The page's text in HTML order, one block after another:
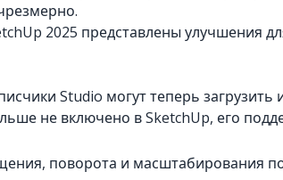
2025 представлены улучшения
Studio могут теперь загрузить
не включено в SketchUp, его
поворота и масштабирования